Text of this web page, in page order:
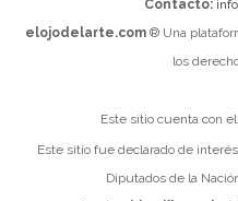
Contacto:
elojodelarte.com® Una
los
Este sitio cuenta con
Este sitio fue declarado de
Diputados de la